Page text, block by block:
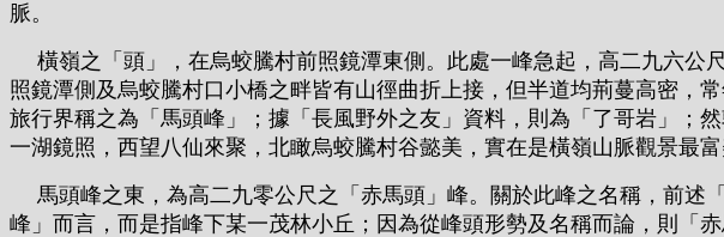
脈。
橫嶺之「頭」，在烏蛟騰村前照鏡潭東側。此處一峰急起，高二九六公
照鏡潭側及烏蛟騰村口小橋之畔皆有山徑曲折上接，但半道均荊蔓高密，
旅行界稱之為「馬頭峰」；據「長風野外之友」資料，則為「了哥岩」；
一湖鏡照，西望八仙來聚，北瞰烏蛟騰村谷懿美，實在是橫嶺山脈觀景最
馬頭峰之東，為高二九零公尺之「赤馬頭」峰。關於此峰之名稱，前述
峰」而言，而是指峰下某一茂林小丘；因為從峰頭形勢及名稱而論，則「